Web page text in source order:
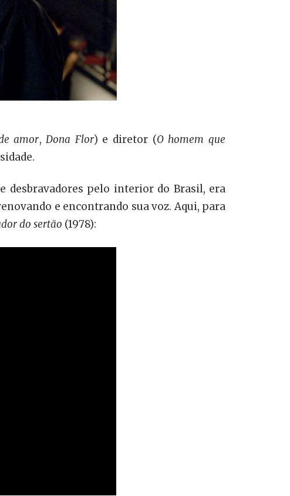
amor,Dona Flor) e diretor (O homem que
desbravadores pelo interior do Brasil, era
e encontrando sua voz. Aqui, para
do sertão (1978):